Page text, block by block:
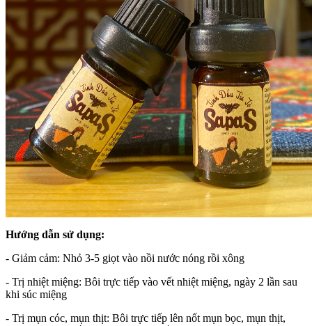
Hướng dẫn sử dụng:
- Giảm cảm: Nhỏ 3-5 giọt vào nồi nước nóng rồi xông
- Trị nhiệt miệng: Bôi trực tiếp vào vết nhiệt miệng, ngày 2 lần sau
khi súc miệng
- Trị mụn cóc, mụn thịt: Bôi trực tiếp lên nốt mụn bọc, mụn thịt,